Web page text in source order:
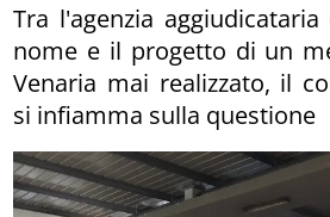
Tra l'agenzia
nome e il progetto di un
Venaria mai realizzato, il
si infiamma sulla questione